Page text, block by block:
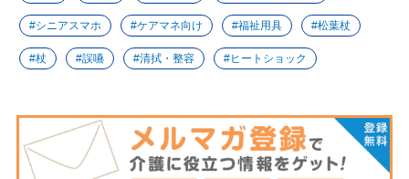
シニアスマホ ケアマネ向け 福祉用具 松葉杖
杖 誤嚥 清拭・整容 ヒートショック